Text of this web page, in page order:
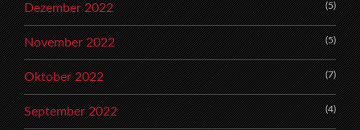
Dezember 2022 (5)
November 2022 (5)
Oktober 2022 (7)
September 2022 (4)